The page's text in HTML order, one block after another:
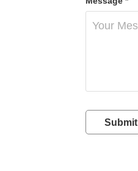
Submit